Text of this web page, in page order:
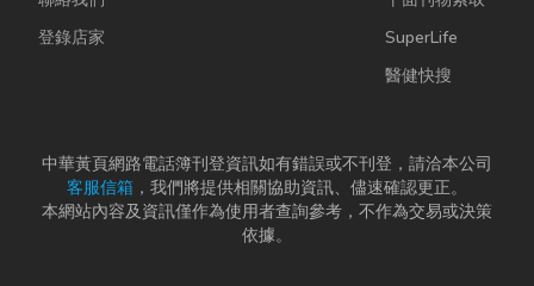
登錄店家
SuperLife
醫健快搜
中華黃頁網路電話簿刊登資訊如有錯誤或不刊登，請洽本公司
客服信箱 ，我們將提供相關協助資訊、儘速確認更正。
本網站內容及資訊僅作為使用者查詢參考，不作為交易或決策
依據。